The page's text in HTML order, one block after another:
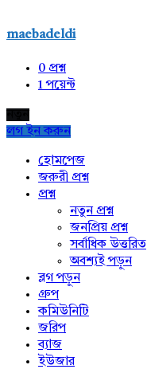
maebadeldi
0 প্রশ্ন
1পয়েন্ট
লগ ইন করুন
Exploreহোমপেজ
জরুরী প্রশ্ন
প্রশ্ন
নতুন প্রশ্ন
জনপ্রিয় প্রশ্ন
সর্বাধিক উত্তরিত
অবশ্যই পড়ুন
ব্লগ পড়ুন
গ্রুপ
কমিউনিটি
জরিপ
ব্যাজ
ইউজার